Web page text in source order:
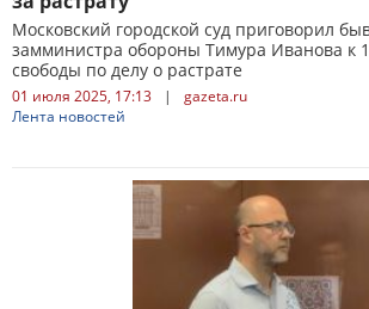
Московский городской суд приговорил
замминистра обороны Тимура Иванова к
свободы по делу о растрате
01 июля 2025, 17:13 |
gazeta.ru
Лента новостей